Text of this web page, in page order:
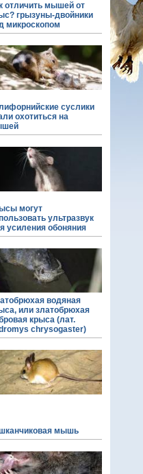
отличить мышей от
грызуны-двойники
микроскопом
суслики
охотиться на
могут
ультразвук
усиления обоняния
водяная
или златобрюхая
крыса (лат.
chrysogaster)
мышь